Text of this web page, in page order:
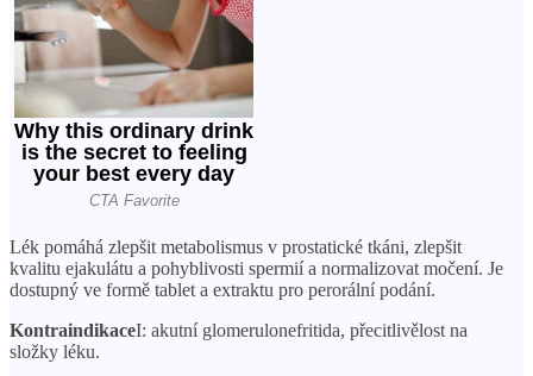
Lék pomáhá zlepšit metabolismus v prostatické tkáni, zlepšit
kvalitu ejakulátu a pohyblivosti spermií a normalizovat močení. Je
dostupný ve formě tablet a extraktu pro perorální podání.
KontraindikaceI: akutní glomerulonefritida, přecitlivělost na
složky léku.